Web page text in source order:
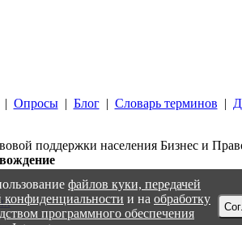
| Опросы | Блог | Словарь терминов |
поддержки населения Бизнес и
файлов куки, передачей
и на обработку
программного обеспечения